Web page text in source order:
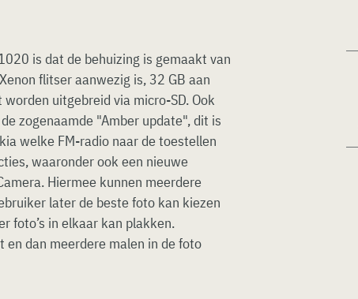
is dat de behuizing is gemaakt van
flitser aanwezig is, 32 GB aan
uitgebreid via micro-SD. Ook
zogenaamde "Amber update", dit is
welke FM-radio naar de toestellen
waaronder ook een nieuwe
Hiermee kunnen meerdere
later de beste foto kan kiezen
foto’s in elkaar kan plakken.
dan meerdere malen in de foto